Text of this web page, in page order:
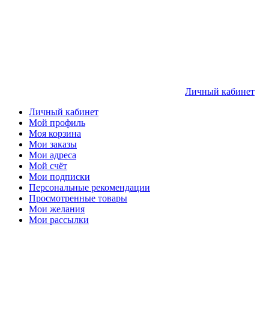
Личный кабинет
Личный кабинет
Мой профиль
Моя корзина
Мои заказы
Мои адреса
Мой счёт
Мои подписки
Персональные рекомендации
Просмотренные товары
Мои желания
Мои рассылки